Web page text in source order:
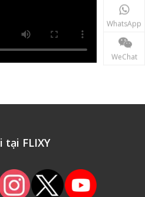
WhatsApp
WeChat
tại FLIXY